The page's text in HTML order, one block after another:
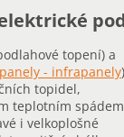
topení) a
- infrapanely)
topidel,
teplotním
i velkoplošné